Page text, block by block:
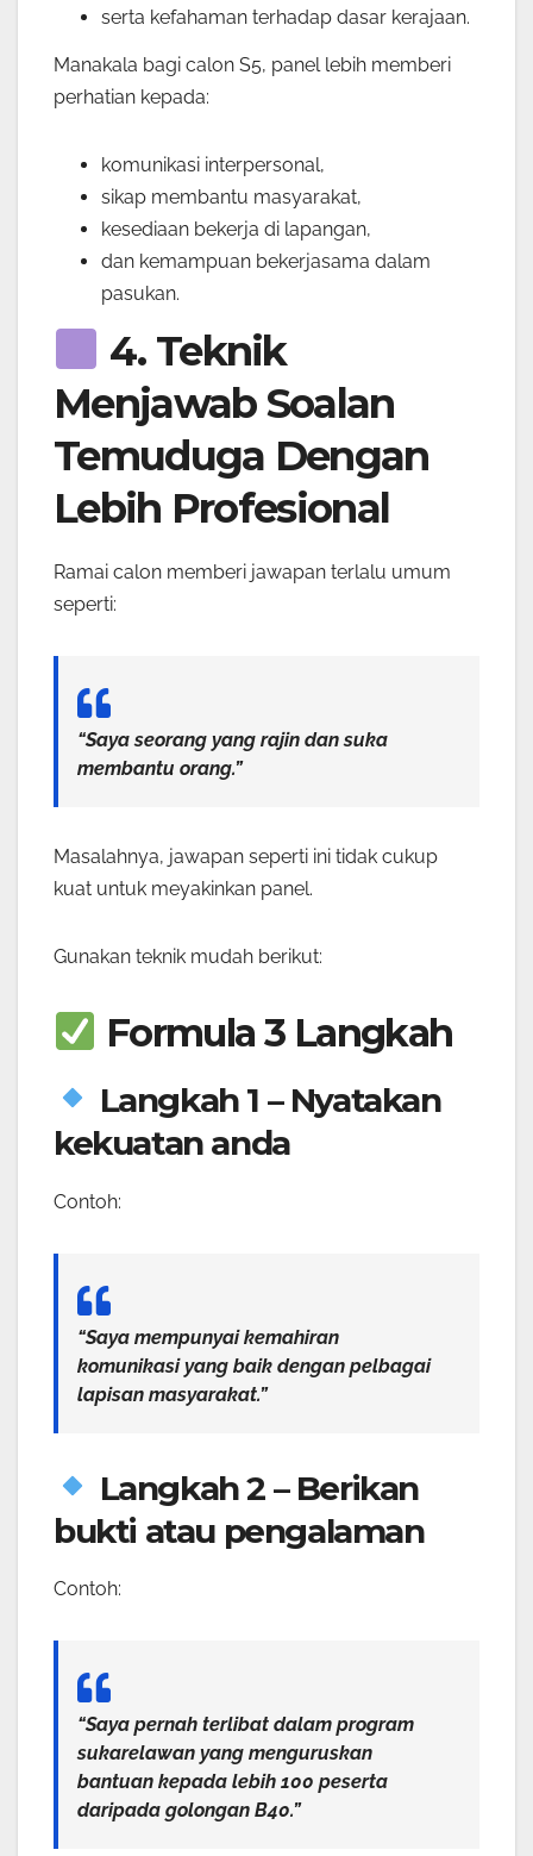
serta kefahaman terhadap dasar kerajaan.
Manakala bagi calon S5, panel lebih memberi
perhatian kepada:
komunikasi interpersonal,
sikap membantu masyarakat,
kesediaan bekerja di lapangan,
dan kemampuan bekerjasama dalam
pasukan.
4. Teknik
Menjawab Soalan
Temuduga Dengan
Lebih Profesional
Ramai calon memberi jawapan terlalu umum
seperti:
“Saya seorang yang rajin dan suka
membantu orang.”
Masalahnya, jawapan seperti ini tidak cukup
kuat untuk meyakinkan panel.
Gunakan teknik mudah berikut:
Formula 3 Langkah
Langkah 1 – Nyatakan
kekuatan anda
Contoh:
“Saya mempunyai kemahiran
komunikasi yang baik dengan pelbagai
lapisan masyarakat.”
Langkah 2 – Berikan
bukti atau pengalaman
Contoh:
“Saya pernah terlibat dalam program
sukarelawan yang menguruskan
bantuan kepada lebih 100 peserta
daripada golongan B40.”